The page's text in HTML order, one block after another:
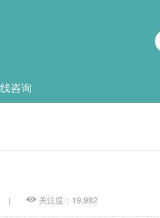
咨询
| 关注度：19,982